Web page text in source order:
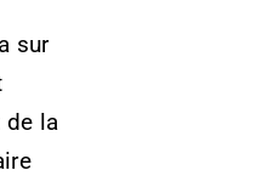
sur
de la